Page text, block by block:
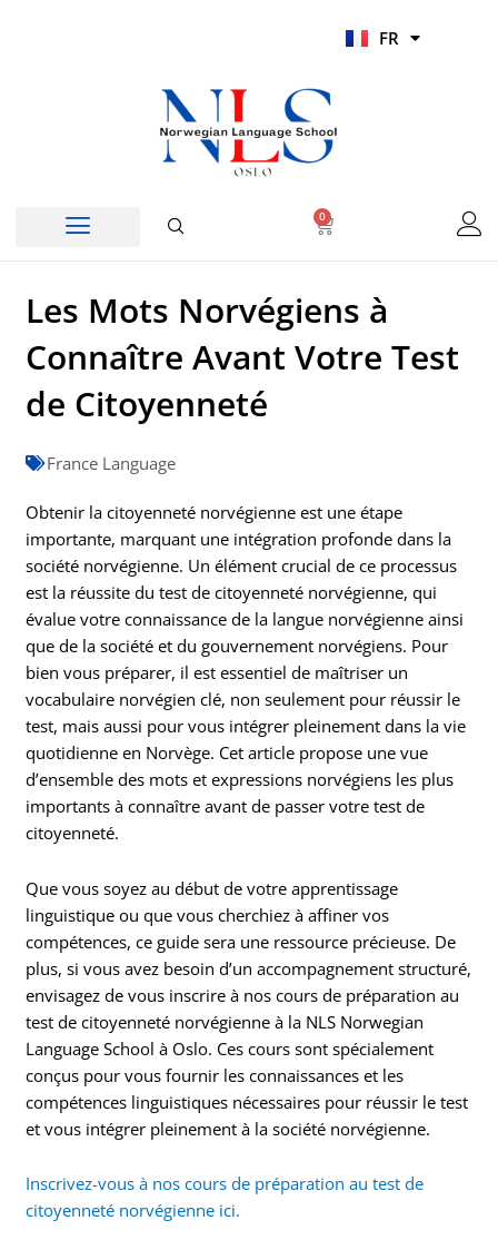
FR
HI
0
Panier
Les Mots Norvégiens à
Connaître Avant Votre Test
de Citoyenneté
France Language
Obtenir la citoyenneté norvégienne est une étape
importante, marquant une intégration profonde dans la
société norvégienne. Un élément crucial de ce processus
est la réussite du test de citoyenneté norvégienne, qui
évalue votre connaissance de la langue norvégienne ainsi
que de la société et du gouvernement norvégiens. Pour
bien vous préparer, il est essentiel de maîtriser un
vocabulaire norvégien clé, non seulement pour réussir le
test, mais aussi pour vous intégrer pleinement dans la vie
quotidienne en Norvège. Cet article propose une vue
d’ensemble des mots et expressions norvégiens les plus
importants à connaître avant de passer votre test de
citoyenneté.
Que vous soyez au début de votre apprentissage
linguistique ou que vous cherchiez à affiner vos
compétences, ce guide sera une ressource précieuse. De
plus, si vous avez besoin d’un accompagnement structuré,
envisagez de vous inscrire à nos cours de préparation au
test de citoyenneté norvégienne à la NLS Norwegian
Language School à Oslo. Ces cours sont spécialement
conçus pour vous fournir les connaissances et les
compétences linguistiques nécessaires pour réussir le test
et vous intégrer pleinement à la société norvégienne.
Inscrivez-vous à nos cours de préparation au test de
citoyenneté norvégienne ici.